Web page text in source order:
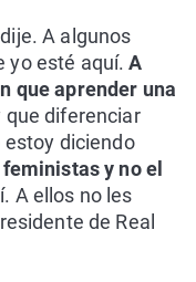
A algunos
yo esté aquí. A
que aprender una
que diferenciar
estoy diciendo
y no el
A ellos no les
de Real